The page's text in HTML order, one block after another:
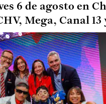
6 de agosto en
Mega, Canal 13